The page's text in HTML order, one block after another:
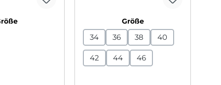
auswählen Größeauswählen
34 36 38 40
42 44 46